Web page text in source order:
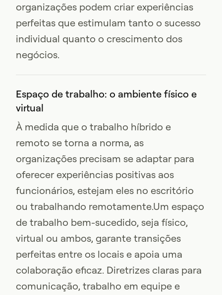
organizações podem criar experiências
perfeitas que estimulam tanto o sucesso
individual quanto o crescimento dos
negócios.
Espaço de trabalho: o ambiente físico e
virtual
À medida que o trabalho híbrido e
remoto se torna a norma, as
organizações precisam se adaptar para
oferecer experiências positivas aos
funcionários, estejam eles no escritório
ou trabalhando remotamente.Um espaço
de trabalho bem-sucedido, seja físico,
virtual ou ambos, garante transições
perfeitas entre os locais e apoia uma
colaboração eficaz. Diretrizes claras para
comunicação, trabalho em equipe e